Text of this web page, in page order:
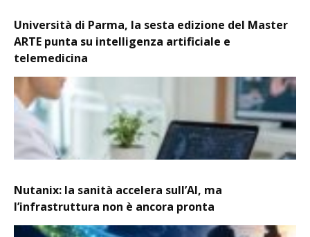
Università di Parma, la sesta edizione del Master
ARTE punta su intelligenza artificiale e
telemedicina
Nutanix: la sanità accelera sull’AI, ma
l’infrastruttura non è ancora pronta